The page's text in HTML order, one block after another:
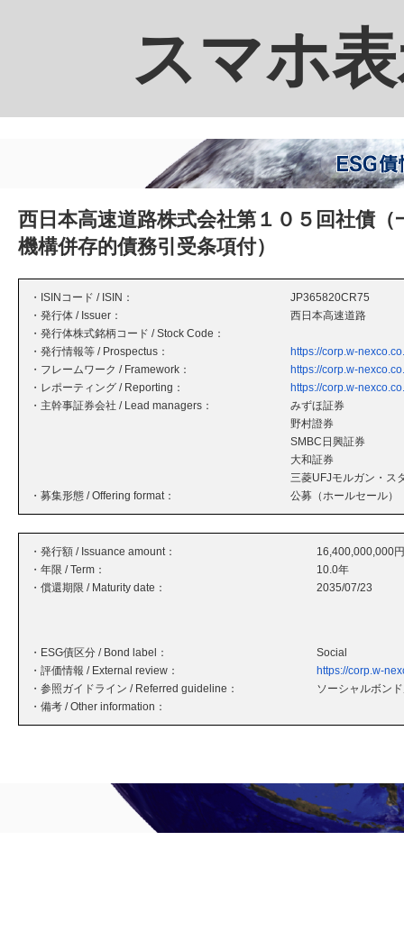
スマホ
西日本高速道路株式会社第１０５回社債
機構併存的債務引受条項付）
・ISINコード / ISIN：
JP365820CR75
・発行体 / Issuer：
西日本高速道路
・発行体株式銘柄コード / Stock Code：
・発行情報等 / Prospectus：
https://corp.w-
・フレームワーク / Framework：
https://corp.w-
・レポーティング / Reporting：
https://corp.w-
・主幹事証券会社 / Lead managers：
みずほ証券
野村證券
SMBC日興証券
大和証券
三菱UFJモルガン・ス
・募集形態 / Offering format：
公募（ホールセール）
・発行額 / Issuance amount：
16,400,000,000円
・年限 / Term：
10.0年
・償還期限 / Maturity date：
2035/07/23
・ESG債区分 / Bond label：
Social
・評価情報 / External review：
https://corp.w-
・参照ガイドライン / Referred guideline：
ソーシャルボン
・備考 / Other information：